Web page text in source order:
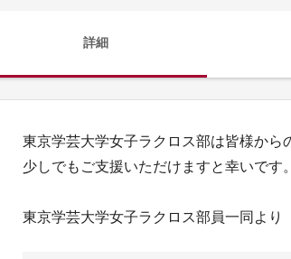
詳細
東京学芸大学女子ラクロス部は皆様から
少しでもご支援いただけますと幸いです。
東京学芸大学女子ラクロス部員一同より